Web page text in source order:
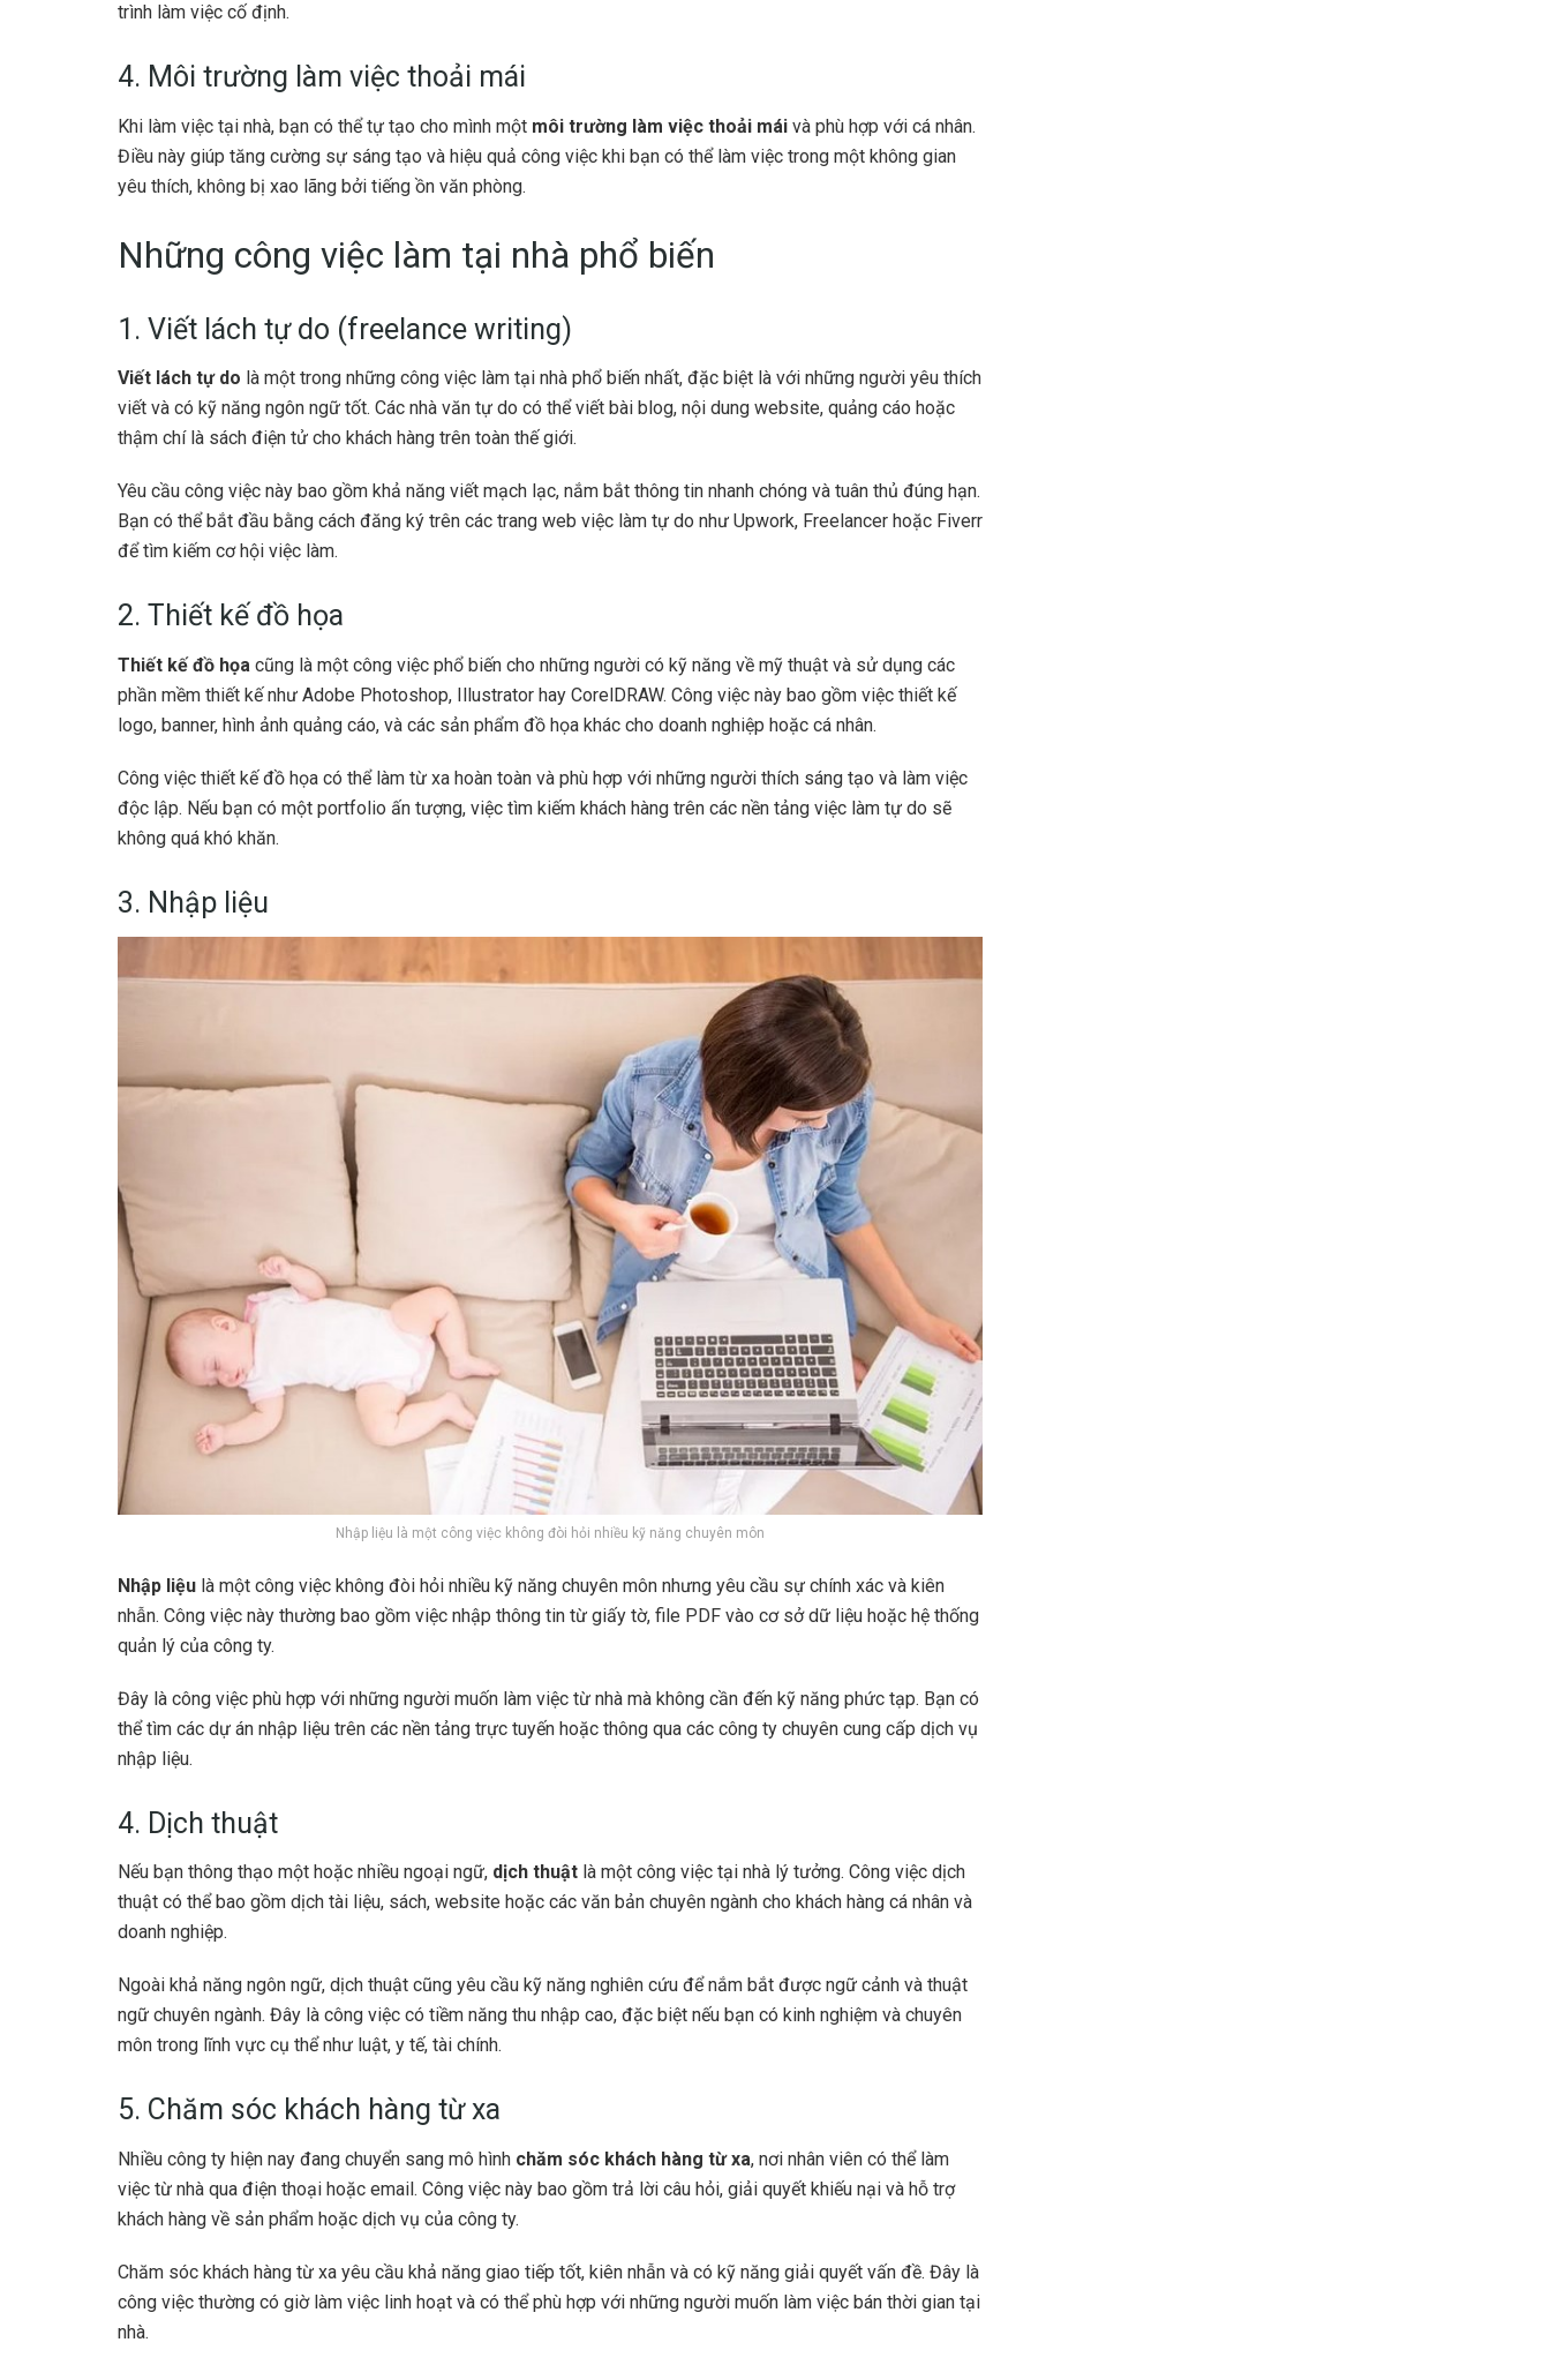
trình làm việc cố định.
4. Môi trường làm việc thoải mái
Khi làm việc tại nhà, bạn có thể tự tạo cho mình một môi trường làm việc thoải mái và phù hợp với cá nhân.
Điều này giúp tăng cường sự sáng tạo và hiệu quả công việc khi bạn có thể làm việc trong một không gian
yêu thích, không bị xao lãng bởi tiếng ồn văn phòng.
Những công việc làm tại nhà phổ biến
1. Viết lách tự do (freelance writing)
Viết lách tự do là một trong những công việc làm tại nhà phổ biến nhất, đặc biệt là với những người yêu thích
viết và có kỹ năng ngôn ngữ tốt. Các nhà văn tự do có thể viết bài blog, nội dung website, quảng cáo hoặc
thậm chí là sách điện tử cho khách hàng trên toàn thế giới.
Yêu cầu công việc này bao gồm khả năng viết mạch lạc, nắm bắt thông tin nhanh chóng và tuân thủ đúng hạn.
Bạn có thể bắt đầu bằng cách đăng ký trên các trang web việc làm tự do như Upwork, Freelancer hoặc Fiverr
để tìm kiếm cơ hội việc làm.
2. Thiết kế đồ họa
Thiết kế đồ họa cũng là một công việc phổ biến cho những người có kỹ năng về mỹ thuật và sử dụng các
phần mềm thiết kế như Adobe Photoshop, Illustrator hay CorelDRAW. Công việc này bao gồm việc thiết kế
logo, banner, hình ảnh quảng cáo, và các sản phẩm đồ họa khác cho doanh nghiệp hoặc cá nhân.
Công việc thiết kế đồ họa có thể làm từ xa hoàn toàn và phù hợp với những người thích sáng tạo và làm việc
độc lập. Nếu bạn có một portfolio ấn tượng, việc tìm kiếm khách hàng trên các nền tảng việc làm tự do sẽ
không quá khó khăn.
3. Nhập liệu
Nhập liệu là một công việc không đòi hỏi nhiều kỹ năng chuyên môn
Nhập liệu là một công việc không đòi hỏi nhiều kỹ năng chuyên môn nhưng yêu cầu sự chính xác và kiên
nhẫn. Công việc này thường bao gồm việc nhập thông tin từ giấy tờ, file PDF vào cơ sở dữ liệu hoặc hệ thống
quản lý của công ty.
Đây là công việc phù hợp với những người muốn làm việc từ nhà mà không cần đến kỹ năng phức tạp. Bạn có
thể tìm các dự án nhập liệu trên các nền tảng trực tuyến hoặc thông qua các công ty chuyên cung cấp dịch vụ
nhập liệu.
4. Dịch thuật
Nếu bạn thông thạo một hoặc nhiều ngoại ngữ, dịch thuật là một công việc tại nhà lý tưởng. Công việc dịch
thuật có thể bao gồm dịch tài liệu, sách, website hoặc các văn bản chuyên ngành cho khách hàng cá nhân và
doanh nghiệp.
Ngoài khả năng ngôn ngữ, dịch thuật cũng yêu cầu kỹ năng nghiên cứu để nắm bắt được ngữ cảnh và thuật
ngữ chuyên ngành. Đây là công việc có tiềm năng thu nhập cao, đặc biệt nếu bạn có kinh nghiệm và chuyên
môn trong lĩnh vực cụ thể như luật, y tế, tài chính.
5. Chăm sóc khách hàng từ xa
Nhiều công ty hiện nay đang chuyển sang mô hình chăm sóc khách hàng từ xa, nơi nhân viên có thể làm
việc từ nhà qua điện thoại hoặc email. Công việc này bao gồm trả lời câu hỏi, giải quyết khiếu nại và hỗ trợ
khách hàng về sản phẩm hoặc dịch vụ của công ty.
Chăm sóc khách hàng từ xa yêu cầu khả năng giao tiếp tốt, kiên nhẫn và có kỹ năng giải quyết vấn đề. Đây là
công việc thường có giờ làm việc linh hoạt và có thể phù hợp với những người muốn làm việc bán thời gian tại
nhà.